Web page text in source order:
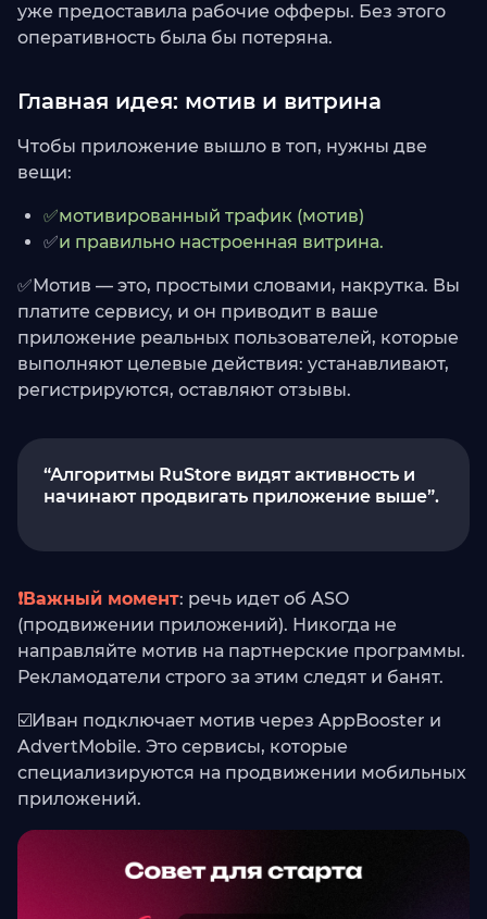
уже предоставила рабочие офферы. Без этого
оперативность была бы потеряна.
Главная идея: мотив и витрина
Чтобы приложение вышло в топ, нужны две
вещи:
✅мотивированный трафик (мотив)
✅и правильно настроенная витрина.
✅Мотив — это, простыми словами, накрутка. Вы
платите сервису, и он приводит в ваше
приложение реальных пользователей, которые
выполняют целевые действия: устанавливают,
регистрируются, оставляют отзывы.
“Алгоритмы RuStore видят активность и
начинают продвигать приложение выше”.
❗️Важный момент: речь идет об ASO
(продвижении приложений). Никогда не
направляйте мотив на партнерские программы.
Рекламодатели строго за этим следят и банят.
☑️Иван подключает мотив через AppBooster и
AdvertMobile. Это сервисы, которые
специализируются на продвижении мобильных
приложений.